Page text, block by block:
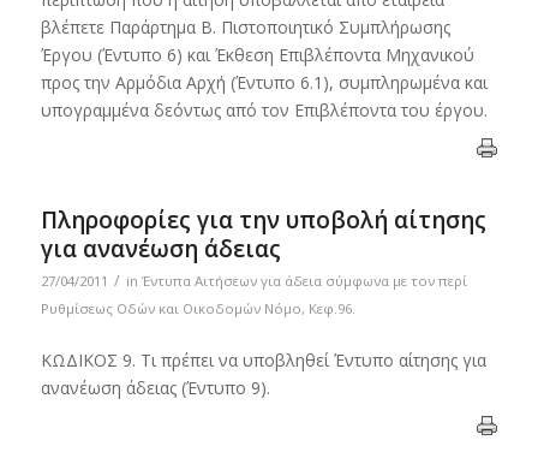
βλέπετε Παράρτημα B. Πιστοποιητικό Συμπλήρωσης
Έργου (Έντυπο 6) και Έκθεση Επιβλέποντα Μηχανικού
προς την Αρμόδια Αρχή (Έντυπο 6.1), συμπληρωμένα και
υπογραμμένα δεόντως από τον Επιβλέποντα του έργου.
Πληροφορίες για την υποβολή αίτησης
για ανανέωση άδειας
27/04/2011 / in Έντυπα Αιτήσεων για άδεια σύμφωνα με τον περί
Ρυθμίσεως Οδών και Οικοδομών Νόμο, Κεφ.96.
ΚΩΔΙΚΟΣ 9. Τι πρέπει να υποβληθεί Έντυπο αίτησης για
ανανέωση άδειας (Έντυπο 9).